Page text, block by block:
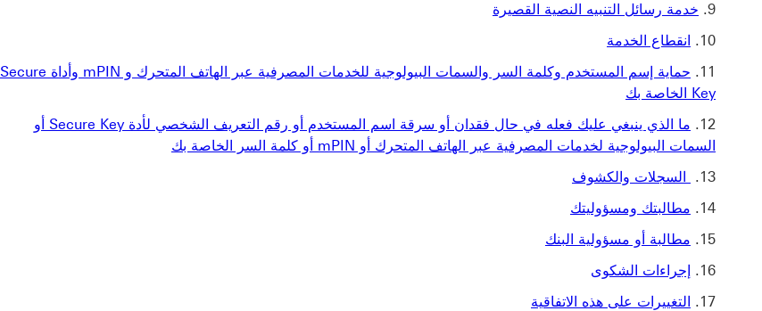
خدمة رسائل التنبيه النصية القصيرة
انقطاع الخدمة
حماية إسم المستخدم وكلمة السر والسمات البيولوجية للخدمات المصرفية عبر الهاتف المتحرك و mPIN وأداة Secure
Key الخاصة بك
ما الذي ينبغي عليك فعله في حال فقدان أو سرقة اسم المستخدم أو رقم التعريف الشخصي لأدة Secure Key أو
السمات البيولوجية لخدمات المصرفية عبر الهاتف المتحرك أو mPIN أو كلمة السر الخاصة بك
السجلات والكشوف
مطالبتك ومسؤوليتك
مطالبة أو مسؤولية البنك
إجراءات الشكوى
التغييرات على هذه الاتفاقية